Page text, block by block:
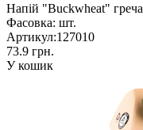
Напій "Buckwheat"
Фасовка: шт.
Артикул:127010
73.9 грн.
У кошик